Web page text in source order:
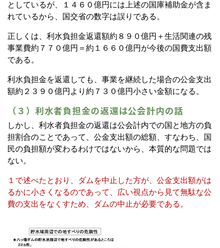
としているが、１４６０億円には上述の国庫補助金が含ま
れているから、国交省の数字は誤りである。
正しくは、利水負担金返還額約８９０億円＋生活関連の残
事業費約７７０億円＝約１６６０億円が今後の国費支出額
である。
利水負担金を返還しても、事業を継続した場合の公金支出
額約２３９０億円より約７３０億円小さい金額になる。
（３）利水者負担金の返還は公会計内の話
しかし、利水者負担金の返還は公会計内での国と地方の負
担割合のことであって、公金支出額の総額、すなわち、国
民の負担額が変わるわけではないから、本質的な問題では
ない。
１で述べたとおり、ダムを中止した方が、公金支出額がは
るかに小さくなるのであって、広い視点から見て無駄な公
費の支出をなくすため、ダムの中止が必要である。